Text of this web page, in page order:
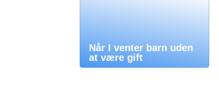
Når I venter barn uden
at være gift